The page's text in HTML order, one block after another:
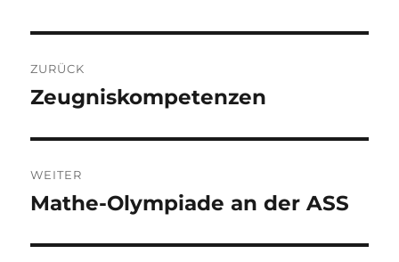
ZURÜCK
Vorheriger
Zeugniskompetenzen
WEITER
Nächster
Mathe-Olympiade an der ASS